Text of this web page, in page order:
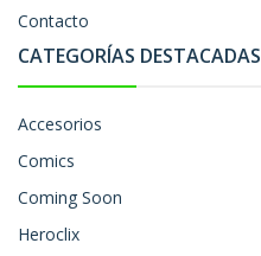
Contacto
CATEGORÍAS DESTACADAS
Accesorios
Comics
Coming Soon
Heroclix